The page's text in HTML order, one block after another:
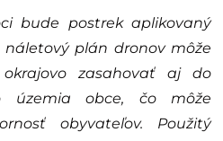
bude postrek aplikovaný
náletový plán dronov môže
zasahovať aj do
územia obce, čo môže
obyvateľov. Použitý